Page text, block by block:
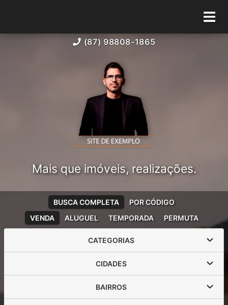
(87) 98808-1865
Mais que imóveis, realizações.
VENDA ALUGUEL TEMPORADA PERMUTA
BUSCA COMPLETA POR CÓDIGO
CATEGORIAS
CIDADES
BAIRROS